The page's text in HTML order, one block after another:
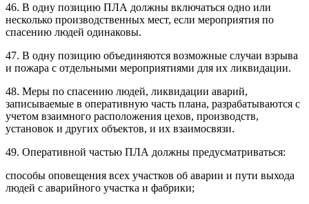
46. В одну позицию ПЛА должны включаться одно или
несколько производственных мест, если мероприятия по
спасению людей одинаковы.
47. В одну позицию объединяются возможные случаи взрыва
и пожара с отдельными мероприятиями для их ликвидации.
48. Меры по спасению людей, ликвидации аварий,
записываемые в оперативную часть плана, разрабатываются с
учетом взаимного расположения цехов, производств,
установок и других объектов, и их взаимосвязи.
49. Оперативной частью ПЛА должны предусматриваться:
способы оповещения всех участков об аварии и пути выхода
людей с аварийного участка и фабрики;